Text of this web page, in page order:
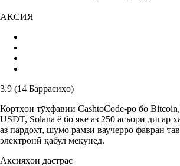
АКСИЯ
3.9 (14 Баррасиҳо)
Кортҳои тӯҳфавии CashtoCode-ро бо
USDT, Solana ё бо яке аз 250 асъори дигар
аз пардохт, шумо рамзи ваучерро фавран
электронӣ қабул мекунед.
Аксияҳои дастрас